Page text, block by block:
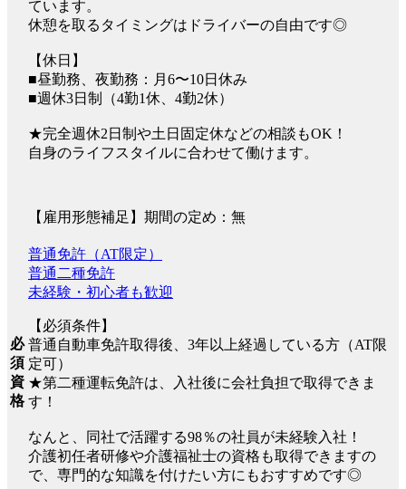
ています。
休憩を取るタイミングはドライバーの自由です◎
【休日】
■昼勤務、夜勤務：月6〜10日休み
■週休3日制（4勤1休、4勤2休）
★完全週休2日制や土日固定休などの相談もOK！
自身のライフスタイルに合わせて働けます。
【雇用形態補足】期間の定め：無
必
須
資
格
普通免許（AT限定）
普通二種免許
未経験・初心者も歓迎
【必須条件】
普通自動車免許取得後、3年以上経過している方（AT限
定可）
★第二種運転免許は、入社後に会社負担で取得できま
す！
なんと、同社で活躍する98％の社員が未経験入社！
介護初任者研修や介護福祉士の資格も取得できますの
で、専門的な知識を付けたい方にもおすすめです◎